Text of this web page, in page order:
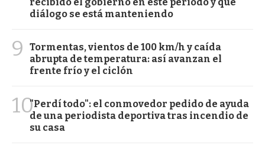
diálogo se está manteniendo
9
Tormentas, vientos de 100 km/h y caída
abrupta de temperatura: así avanzan el
frente frío y el ciclón
10"Perdí todo": el conmovedor pedido de ayuda
de una periodista deportiva tras incendio de
su casa